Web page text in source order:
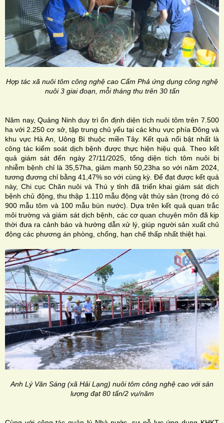
Hợp tác xã nuôi tôm công nghệ cao Cẩm Phả ứng dụng công nghệ
nuôi 3 giai đoạn, mỗi tháng thu trên 30 tấn
Năm nay, Quảng Ninh duy trì ổn định diện tích nuôi tôm trên 7.500
ha với 2.250 cơ sở, tập trung chủ yếu tại các khu vực phía Đông và
khu vực Hà An, Uông Bí thuộc miền Tây. Kết quả nổi bật nhất là
công tác kiểm soát dịch bệnh được thực hiện hiệu quả. Theo kết
quả giám sát đến ngày 27/11/2025, tổng diện tích tôm nuôi bị
nhiễm bệnh chỉ là 35,57ha, giảm mạnh 50,23ha so với năm 2024,
tương đương chỉ bằng 41,47% so với cùng kỳ. Để đạt được kết quả
này, Chi cục Chăn nuôi và Thú y tỉnh đã triển khai giám sát dịch
bệnh chủ động, thu thập 1.110 mẫu động vật thủy sản (trong đó có
900 mẫu tôm và 100 mẫu bùn nước). Dựa trên kết quả quan trắc
môi trường và giám sát dịch bệnh, các cơ quan chuyên môn đã kịp
thời đưa ra cảnh báo và hướng dẫn xử lý, giúp người sản xuất chủ
động các phương án phòng, chống, hạn chế thấp nhất thiệt hại.
Anh Lý Văn Sáng (xã Hải Lạng) nuôi tôm công nghệ cao với sản
lượng đạt 80 tấn/2 vụ/năm